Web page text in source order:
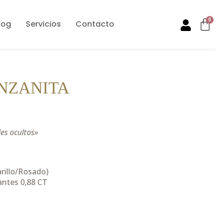
Servicios Contacto 0
ocultos»
Rosado)
0,88 CT